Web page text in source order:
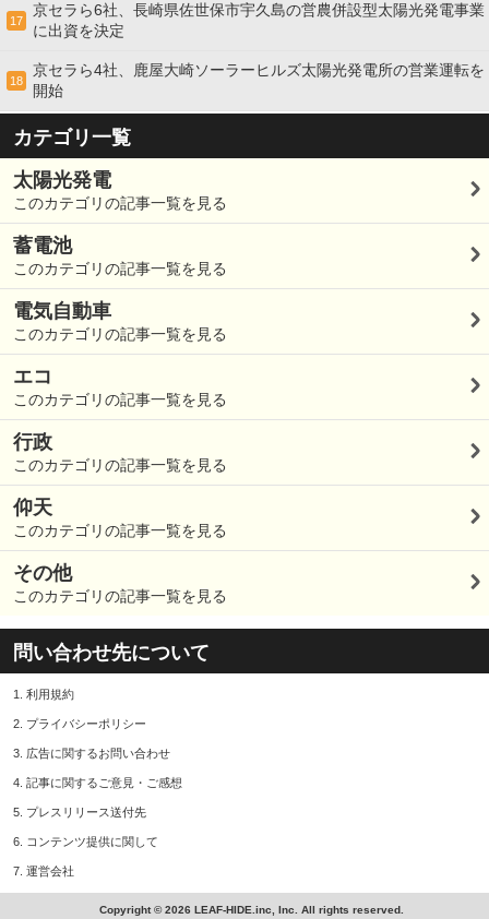
17
京セラら6社、長崎県佐世保市宇久島の営農併設型太陽光発電事業
に出資を決定
18
京セラら4社、鹿屋大崎ソーラーヒルズ太陽光発電所の営業運転を
開始
カテゴリ一覧
太陽光発電
このカテゴリの記事一覧を見る
蓄電池
このカテゴリの記事一覧を見る
電気自動車
このカテゴリの記事一覧を見る
エコ
このカテゴリの記事一覧を見る
行政
このカテゴリの記事一覧を見る
仰天
このカテゴリの記事一覧を見る
その他
このカテゴリの記事一覧を見る
問い合わせ先について
1. 利用規約
2. プライバシーポリシー
3. 広告に関するお問い合わせ
4. 記事に関するご意見・ご感想
5. プレスリリース送付先
6. コンテンツ提供に関して
7. 運営会社
Copyright © 2026 LEAF-HIDE.inc, Inc. All rights reserved.